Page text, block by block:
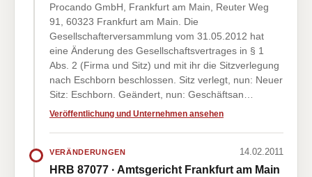
Procando GmbH, Frankfurt am Main, Reuter Weg
91, 60323 Frankfurt am Main. Die
Gesellschafterversammlung vom 31.05.2012 hat
eine Änderung des Gesellschaftsvertrages in § 1
Abs. 2 (Firma und Sitz) und mit ihr die Sitzverlegung
nach Eschborn beschlossen. Sitz verlegt, nun: Neuer
Sitz: Eschborn. Geändert, nun: Geschäftsan…
Veröffentlichung und Unternehmen ansehen
VERÄNDERUNGEN 14.02.2011
HRB 87077 · Amtsgericht Frankfurt am Main